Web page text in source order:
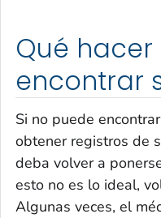
Qué
encontrar
Si no puede
obtener registros de
deba volver a
esto no es lo ideal,
Algunas veces, el